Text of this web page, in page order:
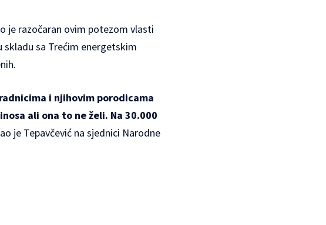
je razočaran ovim potezom vlasti
skladu sa Trećim energetskim
i njihovim porodicama
ali ona to ne želi. Na 30.000
je Tepavčević na sjednici Narodne